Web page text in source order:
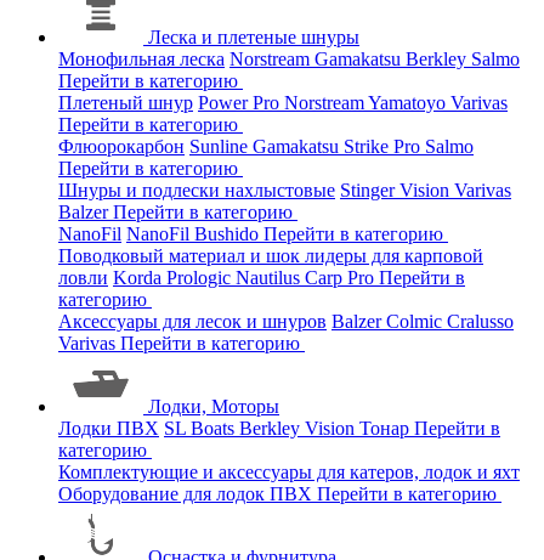
Леска и плетеные шнуры
Монофильная леска Norstream Gamakatsu Berkley Salmo
Перейти в категорию
Плетеный шнур Power Pro NorstreamYamatoyo Varivas
Перейти в категорию
Флюорокарбон Sunline Gamakatsu Strike Pro Salmo
Перейти в категорию
Шнуры и подлески нахлыстовые StingerVision Varivas
BalzerПерейти в категорию
NanoFil NanoFil Bushido Перейти в категорию
Поводковый материал и шок лидеры для карповой
ловли Korda Prologic Nautilus Carp Pro Перейти в
категорию
Аксессуары для лесок и шнуров BalzerColmic Cralusso
Varivas Перейти в категорию
Лодки, Моторы
Лодки ПВХ SL Boats Berkley Vision Тонар Перейти в
категорию
Комплектующие и аксессуары для катеров, лодок и яхт
Оборудование для лодок ПВХ Перейти в категорию